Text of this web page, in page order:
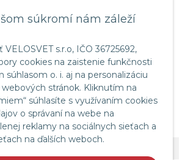
súkromí nám záleží
s.r.o, IČO 36725692,
cookies na zaistenie funkčnosti
súhlasom o. i. aj na personalizáciu
webových stránok. Kliknutím na
súhlasíte s využívaním cookies
o správaní na webe na
reklamy na sociálnych sieťach a
na ďalších weboch.
súťaže "Vianoce 2025"
Servis a služby
bicyklov a elektrobicyklov
Retül Bike Fit
Instagram Velosvet
Facebook Velosvet